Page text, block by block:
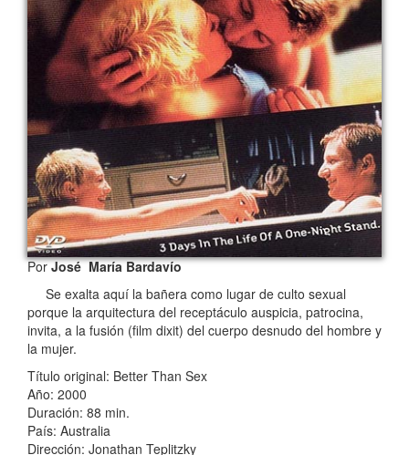
PorJosé María Bardavío
Se exalta aquí la bañera como lugar de culto sexual
porque la arquitectura del receptáculo auspicia, patrocina,
invita, a la fusión (film dixit) del cuerpo desnudo del hombre y
la mujer.
Título original: Better Than Sex
Año: 2000
Duración: 88 min.
País: Australia
Dirección: Jonathan Teplitzky